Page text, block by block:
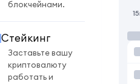
блокчейнами.
Стейкинг
Заставьте вашу
криптовалюту
работать и